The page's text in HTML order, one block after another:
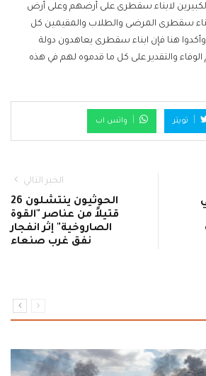
الكبيرين لابناء سقطرى على أرضهم وعلى أرض
سقطرى المرضى والطلاب والمقيمين كل
وأكدوا هنا فإن ابناء سقطرى يعاهدون دولة
الوفاء والتقدير على كل ما قدموه لهم في هذه
تويتر واتس اب
الخبر التالي
الحوثيون ينتشلون 26
قتيلاً من عناصر "القوة
الصاروخية" إثر انفجار
نفق غرب صنعاء